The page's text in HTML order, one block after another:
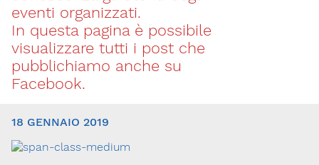
Via Giovanni Pascoli, 3
20129, Milano
C.F. 96330980580
P.I. 06792491000
T. 02-29520311
segreteria@sitox.org
eventi organizzati.
In questa pagina è possibile
visualizzare tutti i post che
pubblichiamo anche su
Facebook.
18 GENNAIO 2019